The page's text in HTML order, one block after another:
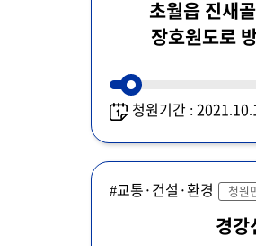
초월읍 진새
장호원도로
청원기간 :
#교통·건설·환경 청원
경강